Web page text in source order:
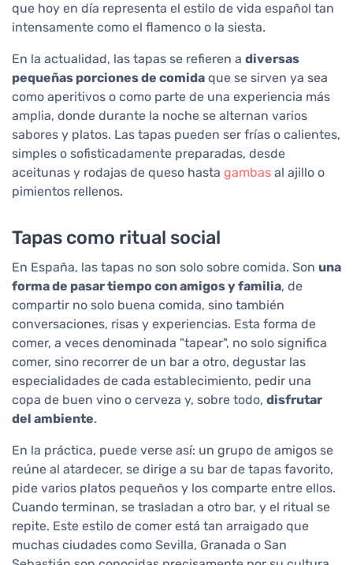
que hoy en día representa el estilo de vida español tan
intensamente como el flamenco o la siesta.
En la actualidad, las tapas se refieren a diversas
pequeñas porciones de comida que se sirven ya sea
como aperitivos o como parte de una experiencia más
amplia, donde durante la noche se alternan varios
sabores y platos. Las tapas pueden ser frías o calientes,
simples o sofisticadamente preparadas, desde
aceitunas y rodajas de queso hasta gambas al ajillo o
pimientos rellenos.
Tapas como ritual social
En España, las tapas no son solo sobre comida. Son una
forma de pasar tiempo con amigos y familia, de
compartir no solo buena comida, sino también
conversaciones, risas y experiencias. Esta forma de
comer, a veces denominada "tapear", no solo significa
comer, sino recorrer de un bar a otro, degustar las
especialidades de cada establecimiento, pedir una
copa de buen vino o cerveza y, sobre todo, disfrutar
del ambiente.
En la práctica, puede verse así: un grupo de amigos se
reúne al atardecer, se dirige a su bar de tapas favorito,
pide varios platos pequeños y los comparte entre ellos.
Cuando terminan, se trasladan a otro bar, y el ritual se
repite. Este estilo de comer está tan arraigado que
muchas ciudades como Sevilla, Granada o San